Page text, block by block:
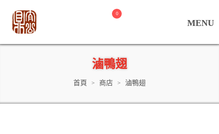
0
滷鴨翅
首頁 > 商店 > 滷鴨翅